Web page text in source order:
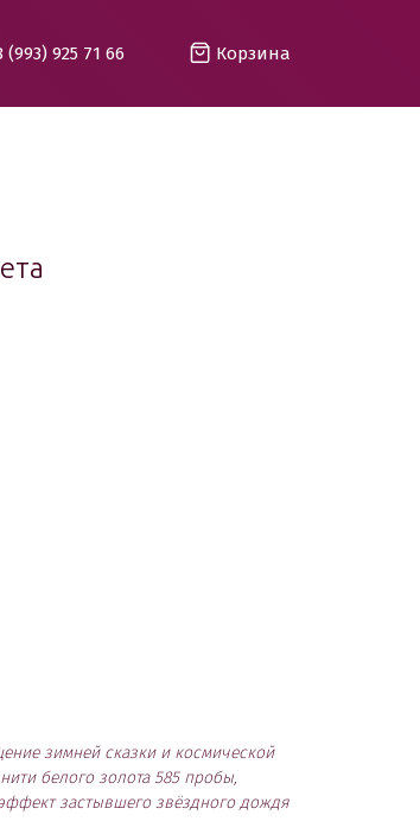
(993) 925 71 66 Корзина
зимней сказки и космической
белого золота 585 пробы,
застывшего звёздного дождя